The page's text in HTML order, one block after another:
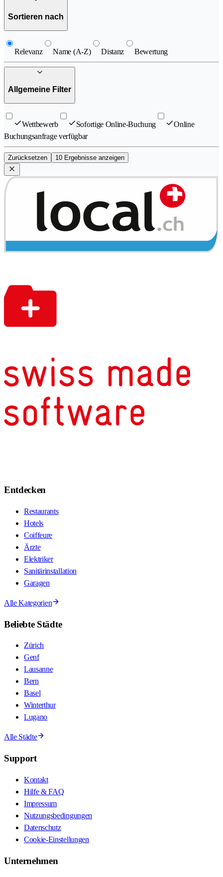
Sortieren nach
Relevanz Name (A-Z) Distanz Bewertung
Allgemeine Filter
Wettbewerb Sofortige Online-Buchung
Online
Buchungsanfrage verfügbar
Zurücksetzen 10 Ergebnisse anzeigen
Entdecken
Restaurants
Hotels
Coiffeure
Ärzte
Elektriker
Sanitärinstallation
Garagen
Alle Kategorien
Beliebte Städte
Zürich
Genf
Lausanne
Bern
Basel
Winterthur
Lugano
Alle Städte
Support
Kontakt
Hilfe & FAQ
Impressum
Nutzungsbedingungen
Datenschutz
Cookie-Einstellungen
Unternehmen